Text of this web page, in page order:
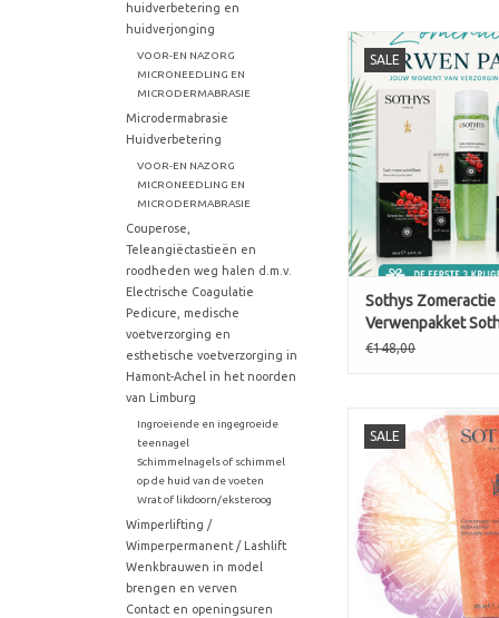
huidverbetering en
huidverjonging
VOOR-EN NAZORG
MICRONEEDLING EN
MICRODERMABRASIE
Microdermabrasie
Huidverbetering
VOOR-EN NAZORG
MICRONEEDLING EN
MICRODERMABRASIE
Couperose,
Teleangiëctastieën en
roodheden weg halen d.m.v.
Electrische Coagulatie
Pedicure, medische
voetverzorging en
esthetische voetverzorging in
Hamont-Achel in het noorden
van Limburg
Ingroeiende en ingegroeide
teennagel
Schimmelnagels of schimmel
op de huid van de voeten
Wrat of likdoorn/eksteroog
Wimperlifting /
Wimperpermanent / Lashlift
Wenkbrauwen in model
brengen en verven
Contact en openingsuren
SALE
Zomeractie
TOEVOEGEN AAN
Sothys Zomeractie
Verwenpakket
€148,00
SALE
Gommage
silhouette. Het
stimulerend gebaar
lichaam, is een ware
het silhouet. Maakt
het silhouet ritueel
zichtbaar glad te
DE RAAD VAN
• Te gebruiken om